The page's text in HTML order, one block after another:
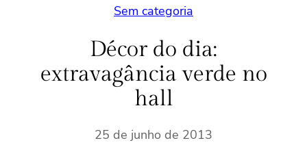
Sem categoria
Décor do dia:
extravagância verde no
hall
25 de junho de 2013